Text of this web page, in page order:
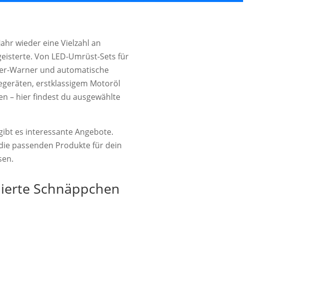
wieder eine Vielzahl an
Von LED-Umrüst-Sets für
Warner und automatische
erstklassigem Motoröl
– hier findest du ausgewählte
es interessante Angebote.
passenden Produkte für dein
Schnäppchen